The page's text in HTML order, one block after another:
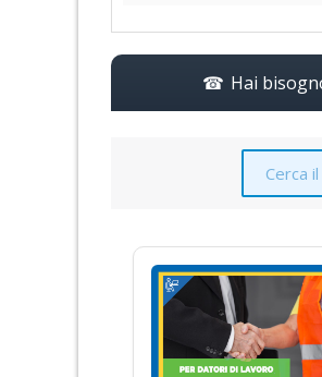
Hai